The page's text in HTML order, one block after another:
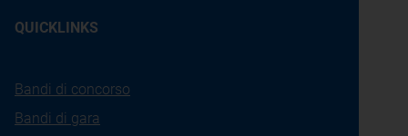
QUICKLINKS
Bandi di concorso
Bandi di gara